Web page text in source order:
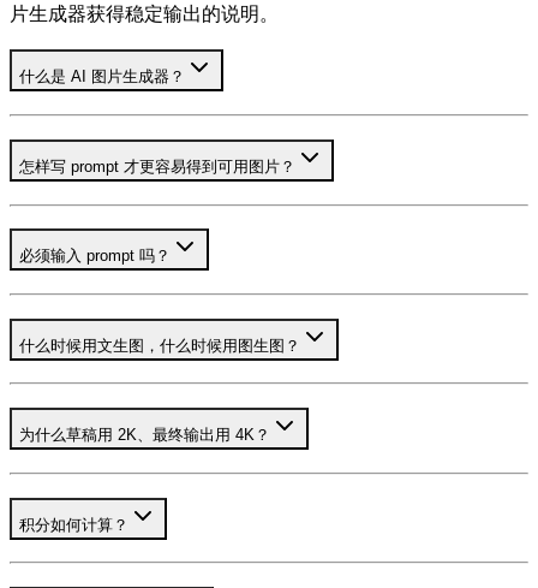
片生成器获得稳定输出的说明。
什么是 AI 图片生成器？
怎样写 prompt 才更容易得到可用图片？
必须输入 prompt 吗？
什么时候用文生图，什么时候用图生图？
为什么草稿用 2K、最终输出用 4K？
积分如何计算？